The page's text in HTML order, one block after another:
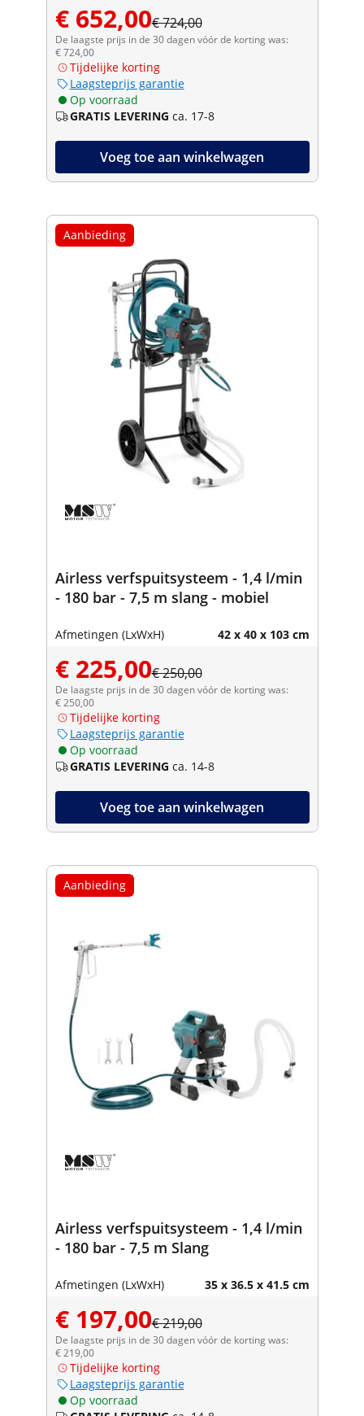
€ 652,00€ 724,00
De laagste prijs in de 30 dagen vóór de korting was:
€ 724,00
Tijdelijke korting
Laagsteprijs garantie
Op voorraad
GRATIS LEVERING ca. 17-8
Voeg toe aan winkelwagen
Aanbieding
Airless verfspuitsysteem - 1,4 l/min
- 180 bar - 7,5 m slang - mobiel
Afmetingen (LxWxH) 42 x 40 x 103 cm
€ 225,00€ 250,00
De laagste prijs in de 30 dagen vóór de korting was:
€ 250,00
Tijdelijke korting
Laagsteprijs garantie
Op voorraad
GRATIS LEVERING ca. 14-8
Voeg toe aan winkelwagen
Aanbieding
Airless verfspuitsysteem - 1,4 l/min
- 180 bar - 7,5 m Slang
Afmetingen (LxWxH) 35 x 36.5 x 41.5 cm
€ 197,00€ 219,00
De laagste prijs in de 30 dagen vóór de korting was:
€ 219,00
Tijdelijke korting
Laagsteprijs garantie
Op voorraad